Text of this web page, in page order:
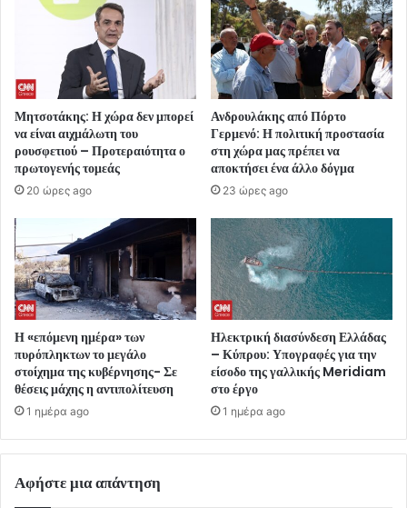
Μητσοτάκης: Η χώρα δεν μπορεί
να είναι αιχμάλωτη του
ρουσφετιού – Προτεραιότητα ο
πρωτογενής τομεάς
20 ώρες ago
Ανδρουλάκης από Πόρτο
Γερμενό: Η πολιτική προστασία
στη χώρα μας πρέπει να
αποκτήσει ένα άλλο δόγμα
23 ώρες ago
Η «επόμενη ημέρα» των
πυρόπληκτων το μεγάλο
στοίχημα της κυβέρνησης- Σε
θέσεις μάχης η αντιπολίτευση
1 ημέρα ago
Ηλεκτρική διασύνδεση Ελλάδας
– Κύπρου: Υπογραφές για την
είσοδο της γαλλικής Meridiam
στο έργο
1 ημέρα ago
Αφήστε μια απάντηση